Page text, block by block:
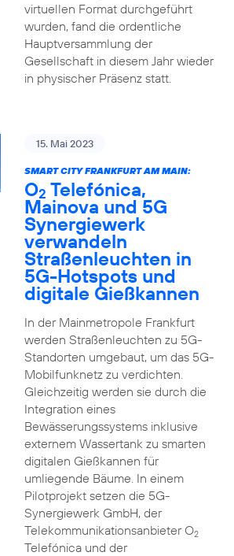
virtuellen Format durchgeführt
wurden, fand die ordentliche
Hauptversammlung der
Gesellschaft in diesem Jahr wieder
in physischer Präsenz statt.
15. Mai 2023
SMART CITY FRANKFURT AM MAIN:
O2 Telefónica,
Mainova und 5G
Synergiewerk
verwandeln
Straßenleuchten in
5G-Hotspots und
digitale Gießkannen
In der Mainmetropole Frankfurt
werden Straßenleuchten zu 5G-
Standorten umgebaut, um das 5G-
Mobilfunknetz zu verdichten.
Gleichzeitig werden sie durch die
Integration eines
Bewässerungssystems inklusive
externem Wassertank zu smarten
digitalen Gießkannen für
umliegende Bäume. In einem
Pilotprojekt setzen die 5G-
Synergiewerk GmbH, der
Telekommunikationsanbieter O2
Telefónica und der